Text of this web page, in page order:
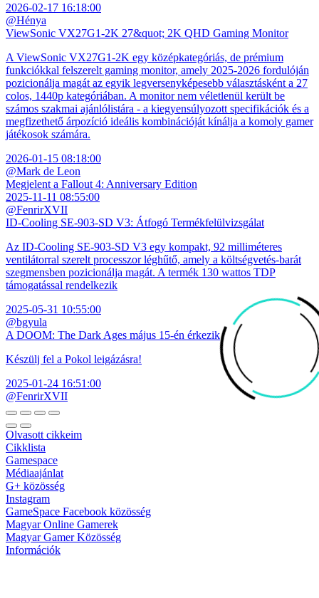
2026-02-17 16:18:00
@Hénya
ViewSonic VX27G1-2K 27&quot; 2K QHD Gaming Monitor
A ViewSonic VX27G1-2K egy középkategóriás, de prémium
funkciókkal felszerelt gaming monitor, amely 2025-2026 fordulóján
pozicionálja magát az egyik legversenyképesebb választásként a 27
colos, 1440p kategóriában. A monitor nem véletlenül került be
számos szakmai ajánlólistára - a kiegyensúlyozott specifikációk és a
megfizethető árpozíció ideális kombinációját kínálja a komoly gamer
játékosok számára.
2026-01-15 08:18:00
@Mark de Leon
Megjelent a Fallout 4: Anniversary Edition
2025-11-11 08:55:00
@FenrirXVII
ID-Cooling SE-903-SD V3: Átfogó Termékfelülvizsgálat
Az ID-Cooling SE-903-SD V3 egy kompakt, 92 milliméteres
ventilátorral szerelt processzor léghűtő, amely a költségvetés-barát
szegmensben pozicionálja magát. A termék 130 wattos TDP
támogatással rendelkezik
2025-05-31 10:55:00
@bgyula
A DOOM: The Dark Ages május 15-én érkezik
Készülj fel a Pokol leigázásra!
2025-01-24 16:51:00
@FenrirXVII
Olvasott cikkeim
Cikklista
Gamespace
Médiaajánlat
G+ közösség
Instagram
GameSpace Facebook közösség
Magyar Online Gamerek
Magyar Gamer Közösség
Információk